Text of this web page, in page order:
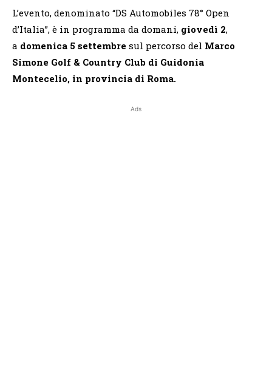
L’evento, denominato “DS Automobiles 78° Open
d’Italia”, è in programma da domani, giovedì 2,
a domenica 5 settembre sul percorso del Marco
Simone Golf & Country Club di Guidonia
Montecelio, in provincia di Roma.
Ads